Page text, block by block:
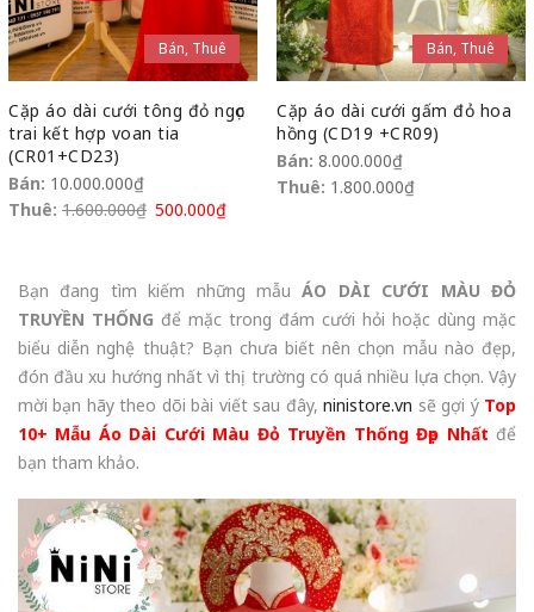
Bán, Thuê
Cặp áo dài cưới tông đỏ ngọc
trai kết hợp voan tia
(CR01+CD23)
Bán: 10.000.000₫
Thuê: 1.600.000₫ 500.000₫
Bán, Thuê
Cặp áo dài cưới gấm đỏ hoa
hồng (CD19 +CR09)
Bán: 8.000.000₫
Thuê: 1.800.000₫
Bạn đang tìm kiếm những mẫuÁO DÀI CƯỚI MÀU ĐỎ
TRUYỀN THỐNG để mặc trong đám cưới hỏi hoặc dùng mặc
biểu diễn nghệ thuật? Bạn chưa biết nên chọn mẫu nào đẹp,
đón đầu xu hướng nhất vì thị trường có quá nhiều lựa chọn. Vậy
mời bạn hãy theo dõi bài viết sau đây,ninistore.vn sẽ gợi ý Top
10+ Mẫu Áo Dài Cưới Màu Đỏ Truyền Thống Đẹp Nhất để
bạn tham khảo.